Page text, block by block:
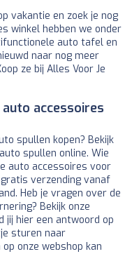
vakantie en zoek je nog
winkel hebben we onder
auto tafel en
naar nog meer
ze bij Alles Voor Je
accessoires
spullen kopen? Bekijk
spullen online. Wie
auto accessoires voor
verzending vanaf
Heb je vragen over de
Bekijk onze
jij hier een antwoord op
sturen naar
onze webshop kan